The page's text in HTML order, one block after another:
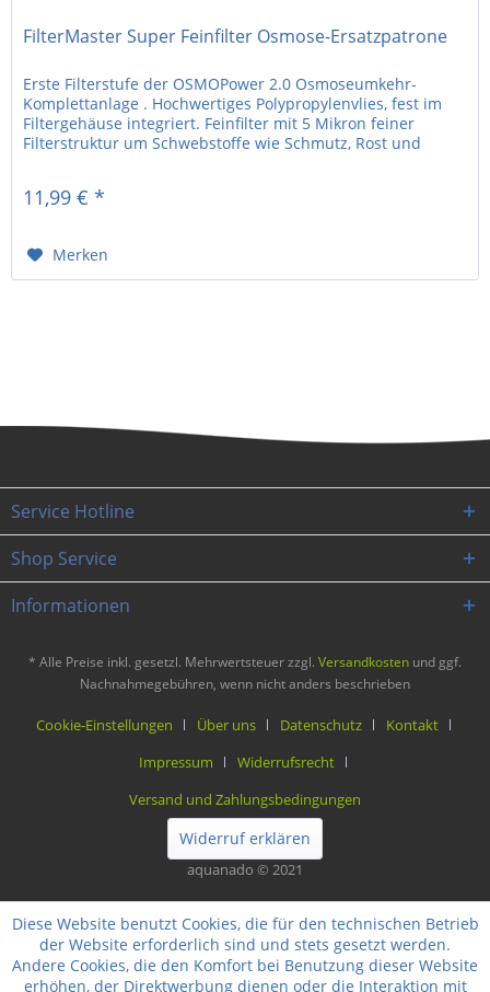
FilterMaster Super Feinfilter Osmose-Ersatzpatrone
Erste Filterstufe der OSMOPower 2.0 Osmoseumkehr-
Komplettanlage . Hochwertiges Polypropylenvlies, fest im
Filtergehäuse integriert. Feinfilter mit 5 Mikron feiner
Filterstruktur um Schwebstoffe wie Schmutz, Rost und
11,99 € *
Merken
Service Hotline
Shop Service
Informationen
* Alle Preise inkl. gesetzl. Mehrwertsteuer zzgl. Versandkosten und ggf.
Nachnahmegebühren, wenn nicht anders beschrieben
Cookie-Einstellungen Über uns Datenschutz
Kontakt
Impressum
Widerrufsrecht
Versand und Zahlungsbedingungen
Widerruf erklären
aquanado © 2021
Diese Website benutzt Cookies, die für den technischen Betrieb
der Website erforderlich sind und stets gesetzt werden.
Andere Cookies, die den Komfort bei Benutzung dieser Website
erhöhen, der Direktwerbung dienen oder die Interaktion mit